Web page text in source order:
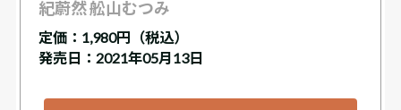
紀蔚然 舩山むつみ
定価： 1,980円（税込）
発売日：2021年05月13日